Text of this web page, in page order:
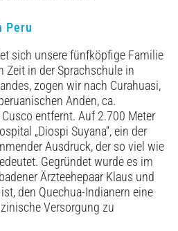
Peru
sich unsere fünfköpfige Familie
Zeit in der Sprachschule in
zogen wir nach Curahuasi,
Anden, ca.
entfernt. Auf 2.700 Meter
„Diospi Suyana“, ein der
Ausdruck, der so viel wie
Gegründet wurde es im
Ärzteehepaar Klaus und
den Quechua-Indianern eine
Versorgung zu